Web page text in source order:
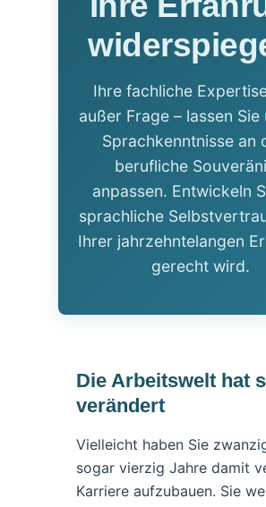
Ihre fachliche
außer Frage – lassen Sie
Sprachkenntnisse an
berufliche
anpassen. Entwickeln
sprachliche
Ihrer jahrzehntelangen
gerecht wird.
Die Arbeitswelt hat
verändert
Vielleicht haben Sie
sogar vierzig Jahre damit
Karriere aufzubauen. Sie